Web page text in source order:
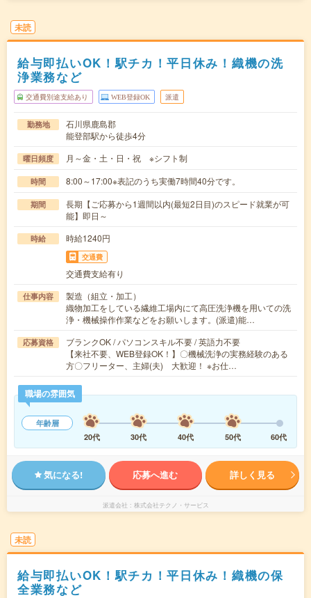
未読
給与即払いOK！駅チカ！平日休み！織機の洗
浄業務など
交通費別途支給あり WEB登録OK 派遣
勤務地
石川県鹿島郡
能登部駅から徒歩4分
曜日頻度 月～金・土・日・祝 ※シフト制
時間 8:00～17:00※表記のうち実働7時間40分です。
期間
長期【ご応募から1週間以内(最短2日目)のスピード就業が可
能】即日～
時給 時給1240円
交通費
交通費支給有り
仕事内容
製造（組立・加工）
織物加工をしている繊維工場内にて高圧洗浄機を用いての洗
浄・機械操作作業などをお願いします。(派遣)能…
応募資格
ブランクOK / パソコンスキル不要 / 英語力不要
【来社不要、WEB登録OK！】〇機械洗浄の実務経験のある
方〇フリーター、主婦(夫) 大歓迎！ ※お仕…
職場の雰囲気
年齢層
20代
30代 40代 50代 60代
気になる! 応募へ進む 詳しく見る
派遣会社 株式会社テクノ・サービス
未読
給与即払いOK！駅チカ！平日休み！織機の保
全業務など